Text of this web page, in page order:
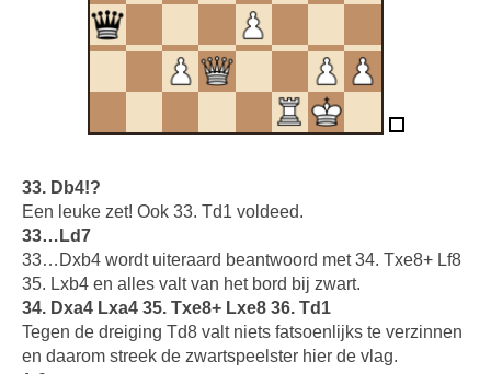
33. Db4!?
Een leuke zet! Ook 33. Td1 voldeed.
33…Ld7
33…Dxb4 wordt uiteraard beantwoord met 34. Txe8+ Lf8
35. Lxb4 en alles valt van het bord bij zwart.
34. Dxa4 Lxa4 35. Txe8+ Lxe8 36. Td1
Tegen de dreiging Td8 valt niets fatsoenlijks te verzinnen
en daarom streek de zwartspeelster hier de vlag.